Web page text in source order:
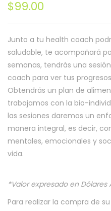
$99.00
Junto a tu health coach
saludable, te acompañará
semanas, tendrás una
coach para ver tus
Obtendrás un plan de
trabajamos con la bio-
las sesiones daremos un
manera integral, es decir,
mentales, emocionales y
vida.
*Valor expresado en Dólares
Para realizar la compra de